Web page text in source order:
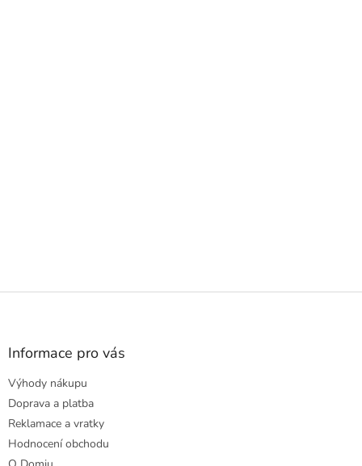
Z
Informace pro vás
Výhody nákupu
Doprava a platba
Reklamace a vratky
Hodnocení obchodu